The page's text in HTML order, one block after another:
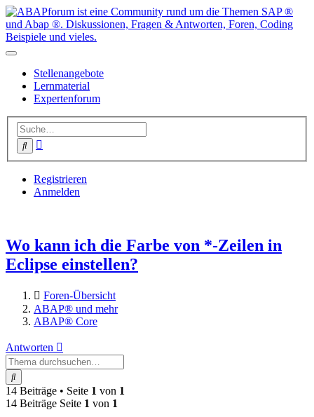
Stellenangebote
Lernmaterial
Expertenforum
Suche
Registrieren
Anmelden
Wo kann ich die Farbe von *-Zeilen in
Eclipse einstellen?
Foren-Übersicht
ABAP® und mehr
ABAP® Core
Antworten
Suche
14 Beiträge • Seite 1 von 1
14 Beiträge Seite 1 von 1